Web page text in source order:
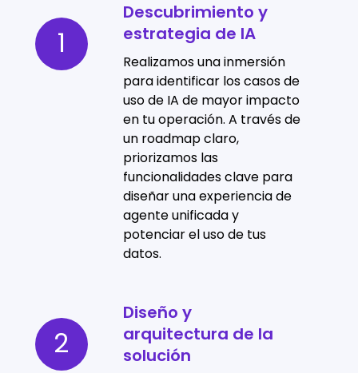
1
Descubrimiento y
estrategia de IA
Realizamos una inmersión
para identificar los casos de
uso de IA de mayor impacto
en tu operación. A través de
un roadmap claro,
priorizamos las
funcionalidades clave para
diseñar una experiencia de
agente unificada y
potenciar el uso de tus
datos.
Descubrimiento
estrategia
2
Diseño y
arquitectura de la
solución
Diseño
arquitectura